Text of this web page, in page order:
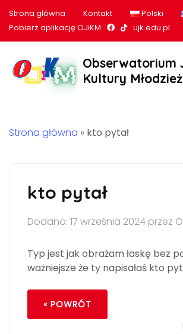
Strona główna Kontakt Polski
Pobierz aplikację OJiKM
Nasz profil na
Nasz profil na
ujk.edu.pl
Obserwatorium
Kultury
Strona główna » kto pytał
kto pytał
Dodano: 17 września 2024 przez
Typ jest jak obrażam łaskę bez
ważniejsze że ty napisałaś kto
« POWRÓT